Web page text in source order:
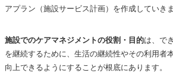
アプラン（施設サービス計画）を作成していきま
施設でのケアマネジメントの役割・目的は、で
を継続するために、生活の継続性やその利用者
向上できるようにすることが根底にあります。